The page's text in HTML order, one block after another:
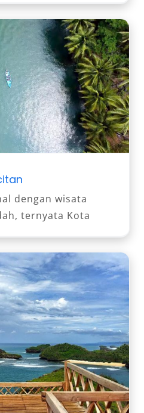
dengan wisata
ternyata Kota